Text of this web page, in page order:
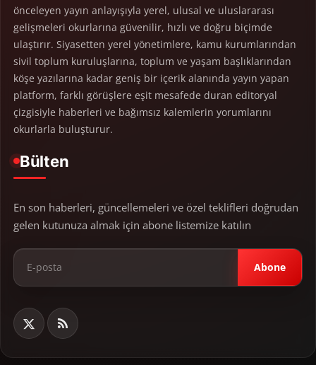
önceleyen yayın anlayışıyla yerel, ulusal ve uluslararası
gelişmeleri okurlarına güvenilir, hızlı ve doğru biçimde
ulaştırır. Siyasetten yerel yönetimlere, kamu kurumlarından
sivil toplum kuruluşlarına, toplum ve yaşam başlıklarından
köşe yazılarına kadar geniş bir içerik alanında yayın yapan
platform, farklı görüşlere eşit mesafede duran editoryal
çizgisiyle haberleri ve bağımsız kalemlerin yorumlarını
okurlarla buluşturur.
Bülten
En son haberleri, güncellemeleri ve özel teklifleri doğrudan
gelen kutunuza almak için abone listemize katılın
Abone